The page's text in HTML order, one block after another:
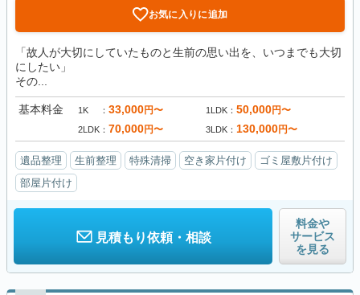
お気に入りに追加
「故人が大切にしていたものと生前の思い出を、いつまでも大切
にしたい」
その...
基本料金 1K 33,000円〜 1LDK 50,000円〜
2LDK 70,000円〜 3LDK 130,000円〜
遺品整理 生前整理 特殊清掃 空き家片付け
ゴミ屋敷片付け
部屋片付け
見積もり依頼・相談
料金や
サービス
を見る